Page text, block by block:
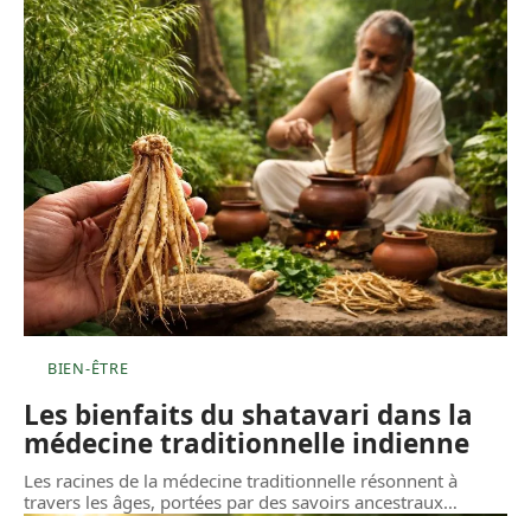
BIEN-ÊTRE
Les bienfaits du shatavari dans la
médecine traditionnelle indienne
Les racines de la médecine traditionnelle résonnent à
travers les âges, portées par des savoirs ancestraux…